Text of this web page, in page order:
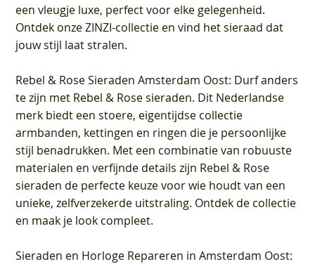
een vleugje luxe, perfect voor elke gelegenheid.
Ontdek onze ZINZI-collectie en vind het sieraad dat
jouw stijl laat stralen.
Rebel & Rose Sieraden Amsterdam Oost: Durf anders
te zijn met Rebel & Rose sieraden. Dit Nederlandse
merk biedt een stoere, eigentijdse collectie
armbanden, kettingen en ringen die je persoonlijke
stijl benadrukken. Met een combinatie van robuuste
materialen en verfijnde details zijn Rebel & Rose
sieraden de perfecte keuze voor wie houdt van een
unieke, zelfverzekerde uitstraling. Ontdek de collectie
en maak je look compleet.
Sieraden en Horloge Repareren in Amsterdam Oost: